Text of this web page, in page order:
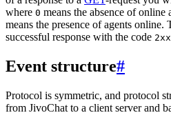
where 0 means the absence of online
means the presence of agents
successful response with the code 2xx
Event structure#
Protocol is symmetric, and protocol
from JivoChat to a client server and